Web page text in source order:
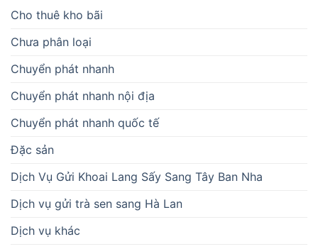
Cho thuê kho bãi
Chưa phân loại
Chuyển phát nhanh
Chuyển phát nhanh nội địa
Chuyển phát nhanh quốc tế
Đặc sản
Dịch Vụ Gửi Khoai Lang Sấy Sang Tây Ban Nha
Dịch vụ gửi trà sen sang Hà Lan
Dịch vụ khác